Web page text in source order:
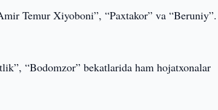
Temur Xiyoboni”, “Paxtakor” va “Beruniy”.
“Bodomzor” bekatlarida ham hojatxonalar